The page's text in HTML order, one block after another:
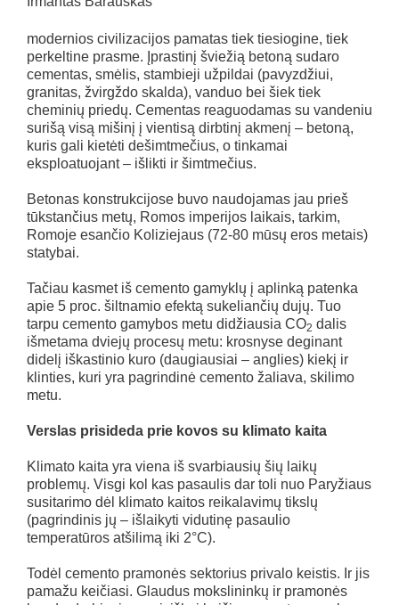
modernios civilizacijos pamatas tiek tiesiogine, tiek
perkeltine prasme. Įprastinį šviežią betoną sudaro
cementas, smėlis, stambieji užpildai (pavyzdžiui,
granitas, žvirgždo skalda), vanduo bei šiek tiek
cheminių priedų. Cementas reaguodamas su vandeniu
surišą visą mišinį į vientisą dirbtinį akmenį – betoną,
kuris gali kietėti dešimtmečius, o tinkamai
eksploatuojant – išlikti ir šimtmečius.
Betonas konstrukcijose buvo naudojamas jau prieš
tūkstančius metų, Romos imperijos laikais, tarkim,
Romoje esančio Koliziejaus (72-80 mūsų eros metais)
statybai.
Tačiau kasmet iš cemento gamyklų į aplinką patenka
apie 5 proc. šiltnamio efektą sukeliančių dujų. Tuo
tarpu cemento gamybos metu didžiausia CO2 dalis
išmetama dviejų procesų metu: krosnyse deginant
didelį iškastinio kuro (daugiausiai – anglies) kiekį ir
klinties, kuri yra pagrindinė cemento žaliava, skilimo
metu.
Verslas prisideda prie kovos su klimato kaita
Klimato kaita yra viena iš svarbiausių šių laikų
problemų. Visgi kol kas pasaulis dar toli nuo Paryžiaus
susitarimo dėl klimato kaitos reikalavimų tikslų
(pagrindinis jų – išlaikyti vidutinę pasaulio
temperatūros atšilimą iki 2°C).
Todėl cemento pramonės sektorius privalo keistis. Ir jis
pamažu keičiasi. Glaudus mokslininkų ir pramonės